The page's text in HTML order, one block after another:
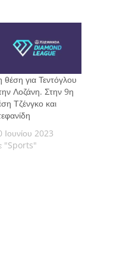
θέση για Τεντόγλου
Λοζάνη. Στην 9η
Τζένγκο και
Ιουνίου 2023
"Sports"